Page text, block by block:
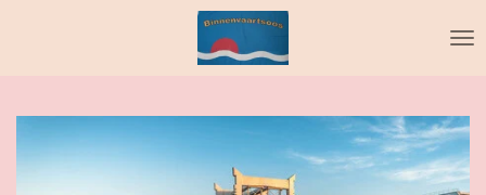
de
hoofdinhoud